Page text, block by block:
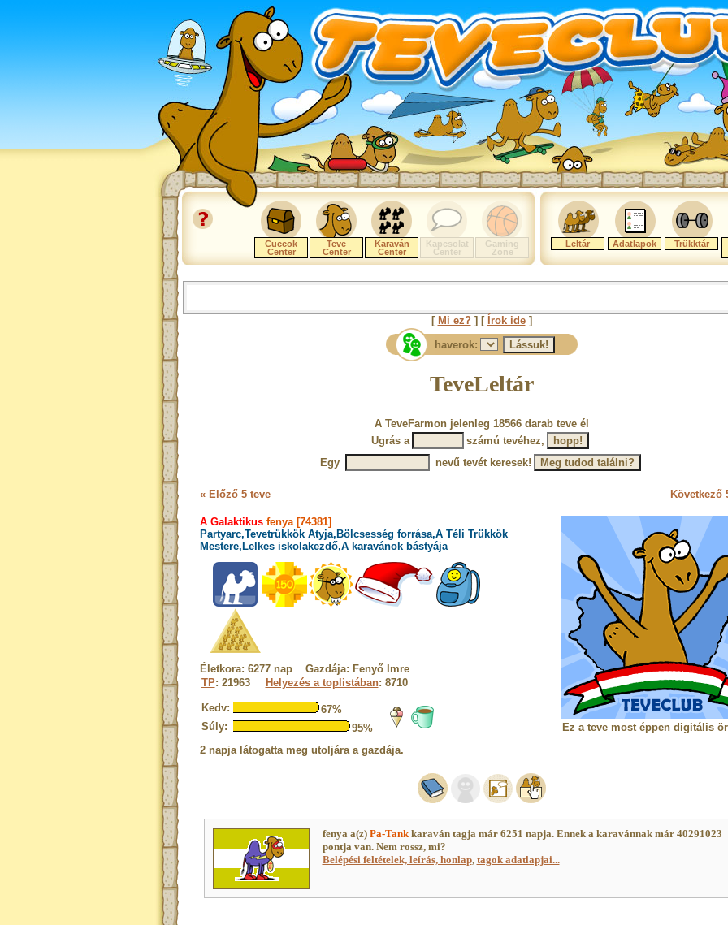
Cuccok
Center
Teve
Center
Karaván
Center
Kapcsolat
Center
Gaming
Zone
Leltár Adatlapok Trükktár
[ Mi ez?] [ Írok ide]
haverok:
TeveLeltár
A TeveFarmon jelenleg 18566 darab teve él
Ugrás a
számú tevéhez,
Egy
nevű tevét keresek!
« Előző 5 teve Következő
A Galaktikusfenya [74381]
Partyarc,Tevetrükkök Atyja,Bölcsesség forrása,A Téli Trükkök
Mestere,Lelkes iskolakezdő,A karavánok bástyája
Életkora: 6277 nap Gazdája: Fenyő Imre
TP: 21963 Helyezés a toplistában: 8710
Kedv:
67%
Súly:
95%
2 napja látogatta meg utoljára a gazdája.
Ez a teve most éppen digitális
fenya a(z) Pa-Tankkaraván tagja már 6251 napja. Ennek a karavánnak már 40291023
pontja van. Nem rossz, mi?
Belépési feltételek, leírás, honlap, tagok adatlapjai...